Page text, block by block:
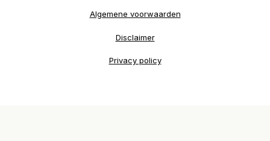
Algemene voorwaarden
Disclaimer
Privacy policy